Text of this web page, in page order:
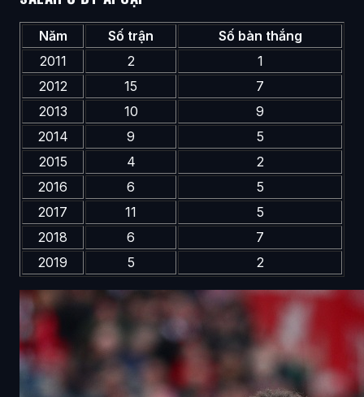
Năm Số trận
Số bàn thắng
2011
2
1
2012
15
7
2013
10
9
2014
9
5
2015
4
2
2016
6
5
2017
11
5
2018
6
7
2019
5 2